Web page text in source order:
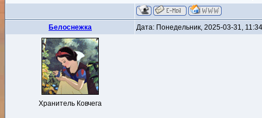
Белоснежка Дата: Понедельник, 2025-03-31,
Хранитель Ковчега